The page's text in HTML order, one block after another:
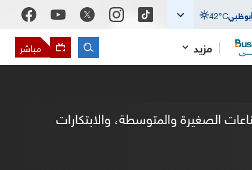
أبوظبي 42°C
مزيد مباشر
الصغيرة والمتوسطة، والابتكارات